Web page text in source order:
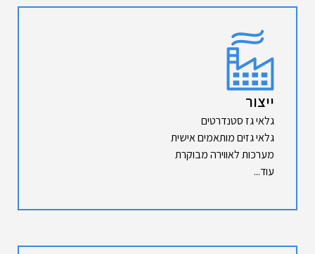
ייצור
גלאי גז סטנדרטים
גלאי גזים מותאמים אישית
מערכות לאווירה מבוקרת
עוד...